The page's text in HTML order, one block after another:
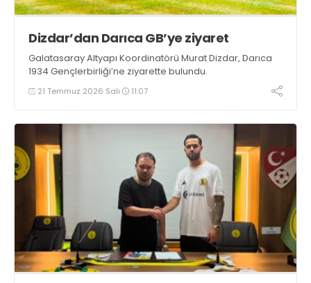
Dizdar’dan Darıca GB’ye ziyaret
Galatasaray Altyapı Koordinatörü Murat Dizdar, Darıca
1934 Gençlerbirliği’ne ziyarette bulundu.
21 Temmuz 2026 Salı 11:07